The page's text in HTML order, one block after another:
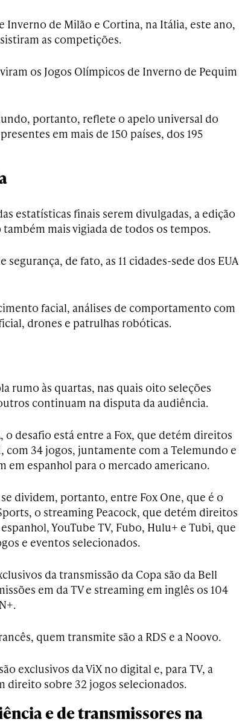
Inverno de Milão e Cortina, na Itália, este ano,
as competições.
os Jogos Olímpicos de Inverno de Pequim
portanto, reflete o apelo universal do
em mais de 150 países, dos 195
estatísticas finais serem divulgadas, a edição
mais vigiada de todos os tempos.
segurança, de fato, as 11 cidades-sede dos EUA
facial, análises de comportamento com
drones e patrulhas robóticas.
rumo às quartas, nas quais oito seleções
continuam na disputa da audiência.
o desafio está entre a Fox, que detém direitos
com 34 jogos, juntamente com a Telemundo e
em espanhol para o mercado americano.
se dividem, portanto, entre Fox One, que é o
o streaming Peacock, que detém direitos
YouTube TV, Fubo, Hulu+ e Tubi, que
e eventos selecionados.
da transmissão da Copa são da Bell
em da TV e streaming em inglês os 104
quem transmite são a RDS e a Noovo.
exclusivos da ViX no digital e, para TV, a
direito sobre 32 jogos selecionados.
e de transmissores na